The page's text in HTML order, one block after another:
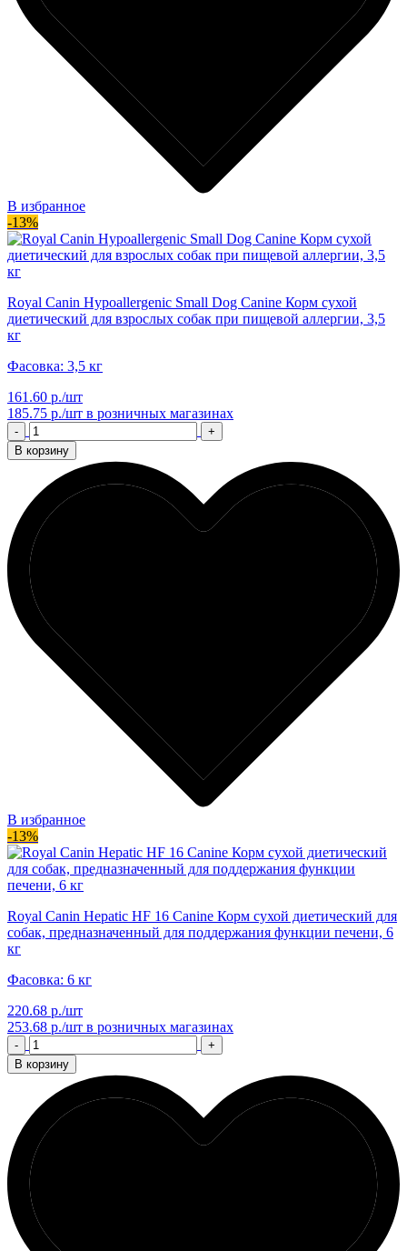
В избранное
-13%
Royal Canin Hypoallergenic Small Dog Canine Корм сухой
диетический для взрослых собак при пищевой аллергии, 3,5
кг
Фасовка: 3,5 кг
161.60 р./шт
185.75 р./шт в розничных магазинах
-
+
В корзину
В избранное
-13%
Royal Canin Hepatic HF 16 Canine Корм сухой диетический для
собак, предназначенный для поддержания функции печени, 6
кг
Фасовка: 6 кг
220.68 р./шт
253.68 р./шт в розничных магазинах
-
+
В корзину